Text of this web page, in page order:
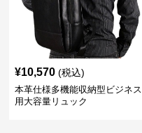
¥10,570 (税込)
本革仕様多機能収納型ビジネス
用大容量リュック